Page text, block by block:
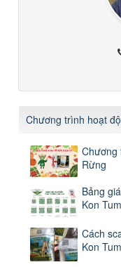
Chương trình hoạt
Chương
Rừng
Bảng
Kon Tum
Cách
Kon Tum